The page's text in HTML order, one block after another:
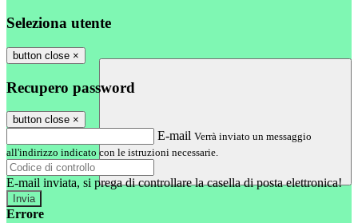
Seleziona utente
button close ×
Recupero password
button close ×
E-mail Verrà inviato un messaggio
all'indirizzo indicato con le istruzioni necessarie.
E-mail inviata, si prega di controllare la casella di posta elettronica!
Errore